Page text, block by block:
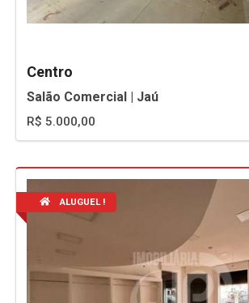
Centro
Salão Comercial | Jaú
R$ 5.000,00
ALUGUEL !